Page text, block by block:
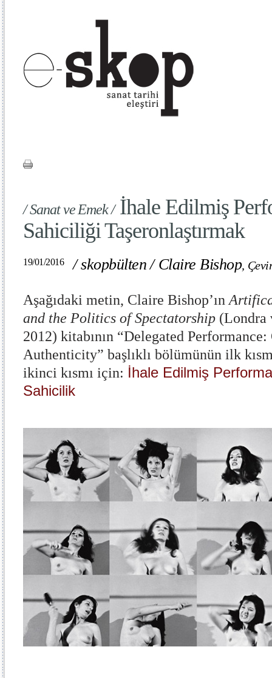
/ Sanat ve Emek /İhale Edilmiş
Sahiciliği Taşeronlaştırmak
19/01/2016 /skopbülten / Claire Bishop,
Aşağıdaki metin, Claire Bishop’ın
and the Politics of Spectatorship (Londra
2012) kitabının “Delegated
Authenticity” başlıklı bölümünün ilk
ikinci kısmı için: İhale Edilmiş
Sahicilik